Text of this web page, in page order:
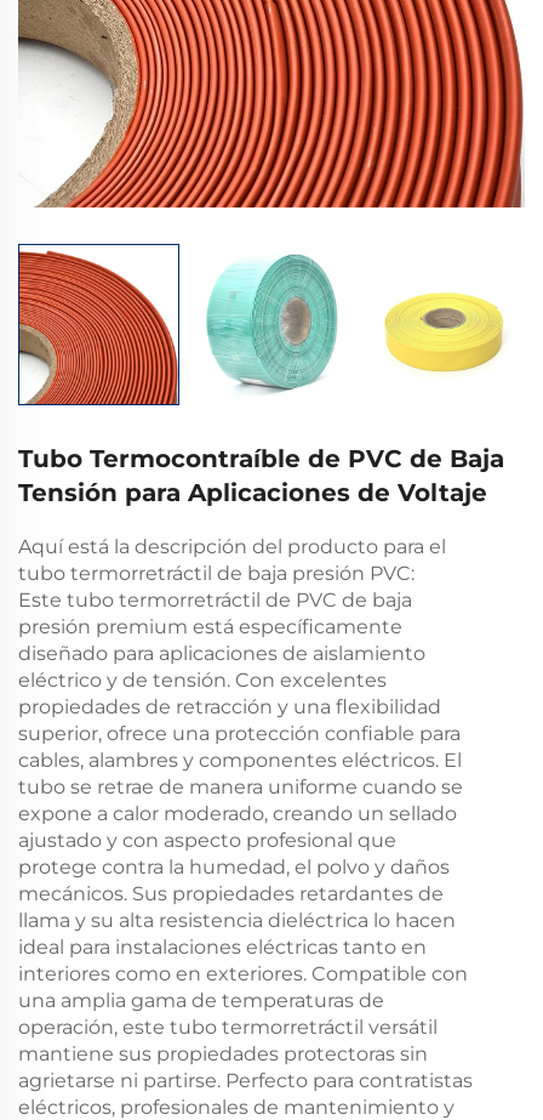
Tubo Termocontraíble de PVC de Baja
Tensión para Aplicaciones de Voltaje
Aquí está la descripción del producto para el
tubo termorretráctil de baja presión PVC:
Este tubo termorretráctil de PVC de baja
presión premium está específicamente
diseñado para aplicaciones de aislamiento
eléctrico y de tensión. Con excelentes
propiedades de retracción y una flexibilidad
superior, ofrece una protección confiable para
cables, alambres y componentes eléctricos. El
tubo se retrae de manera uniforme cuando se
expone a calor moderado, creando un sellado
ajustado y con aspecto profesional que
protege contra la humedad, el polvo y daños
mecánicos. Sus propiedades retardantes de
llama y su alta resistencia dieléctrica lo hacen
ideal para instalaciones eléctricas tanto en
interiores como en exteriores. Compatible con
una amplia gama de temperaturas de
operación, este tubo termorretráctil versátil
mantiene sus propiedades protectoras sin
agrietarse ni partirse. Perfecto para contratistas
eléctricos, profesionales de mantenimiento y